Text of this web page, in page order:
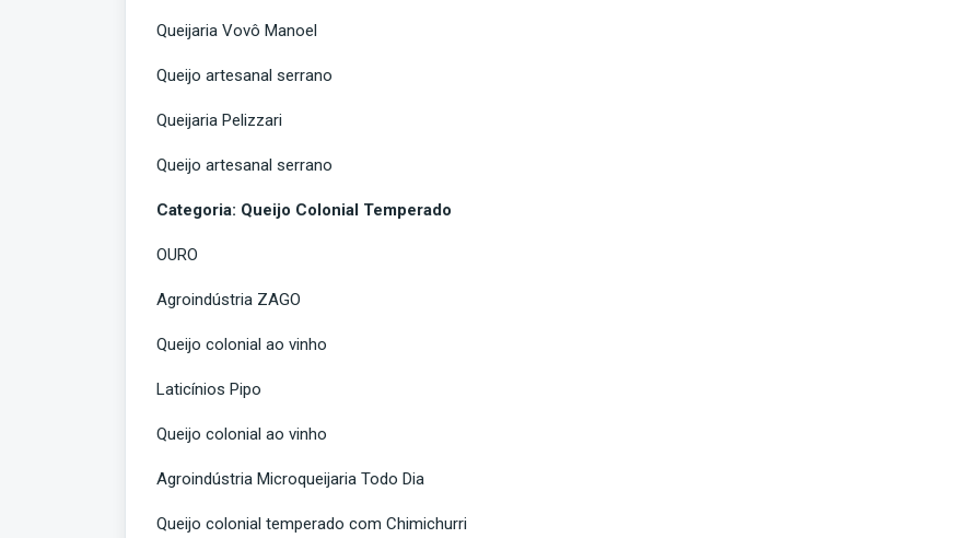
Queijaria Vovô Manoel
Queijo artesanal serrano
Queijaria Pelizzari
Queijo artesanal serrano
Categoria: Queijo Colonial Temperado
OURO
Agroindústria ZAGO
Queijo colonial ao vinho
Laticínios Pipo
Queijo colonial ao vinho
Agroindústria Microqueijaria Todo Dia
Queijo colonial temperado com Chimichurri